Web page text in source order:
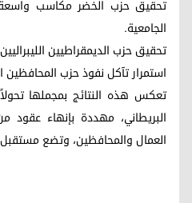
تحقيق حزب الخضر مكاسب واسعة
الجامعية.
تحقيق حزب الديمقراطيين
استمرار تآكل نفوذ حزب المحافظين
تعكس هذه النتائج بمجملها
البريطاني، مهددة بإنهاء عقود
العمال والمحافظين، وتضع